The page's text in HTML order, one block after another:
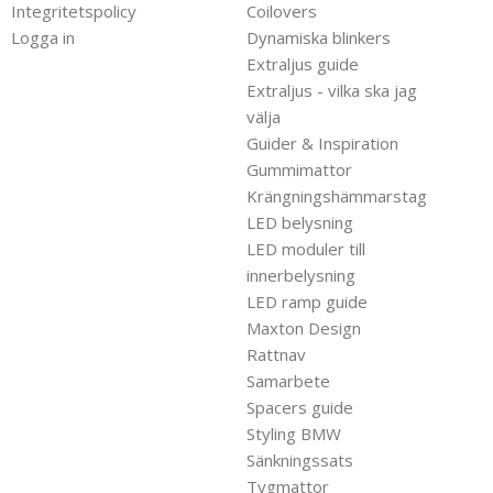
Integritetspolicy
Logga in
Coilovers
Dynamiska blinkers
Extraljus guide
Extraljus - vilka ska jag
välja
Guider & Inspiration
Gummimattor
Krängningshämmarstag
LED belysning
LED moduler till
innerbelysning
LED ramp guide
Maxton Design
Rattnav
Samarbete
Spacers guide
Styling BMW
Sänkningssats
Tygmattor